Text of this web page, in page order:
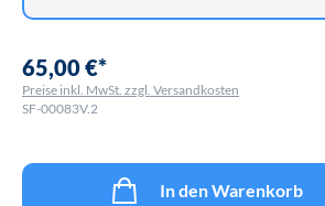
Preise inkl. MwSt. zzgl. Versandkosten
SF-00083V.2
65,00 €*
In den Warenkorb